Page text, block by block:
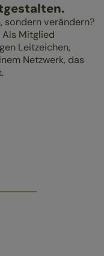
sondern verändern?
Mitglied
Leitzeichen,
Netzwerk, das